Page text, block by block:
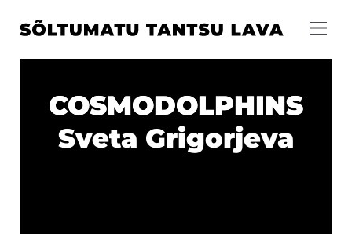
COSMODOLPHINS
Sveta Grigorjeva